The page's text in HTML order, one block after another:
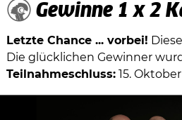
Gewinne 1 x 2
Letzte Chance ... vorbei!
Die glücklichen Gewinner
Teilnahmeschluss: 15.